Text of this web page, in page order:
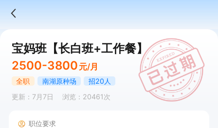
宝妈班【长白班+工作餐】
2500-3800 元/月
全职 南湖原种场
招20人
更新：7月7日
浏览：20461次
职位要求